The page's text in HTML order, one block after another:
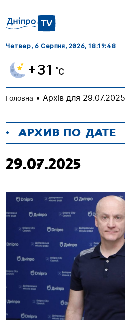
Четвер, 6 Серпня, 2026, 18:19:48
+31 ˚C
Головна • Архів для 29.07.2025
АРХИВ ПО ДАТЕ
29.07.2025